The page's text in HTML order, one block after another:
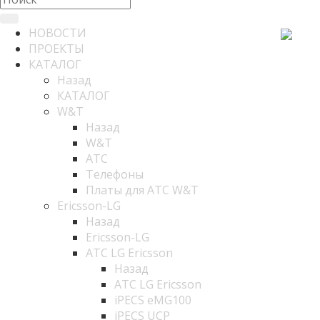
НОВОСТИ
ПРОЕКТЫ
КАТАЛОГ
Назад
КАТАЛОГ
W&T
Назад
W&T
АТС
Телефоны
Платы для АТС W&T
Ericsson-LG
Назад
Ericsson-LG
АТС LG Ericsson
Назад
АТС LG Ericsson
iPECS eMG100
iPECS UCP